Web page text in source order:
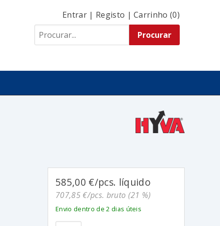
Entrar| Registo |Carrinho (0)
585,00 €/pcs. líquido
707,85 €/pcs. bruto (21 %)
Envio dentro de 2 dias úteis